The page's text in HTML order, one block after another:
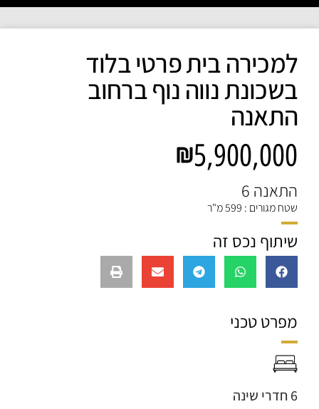
למכירה בית פרטי בלוד
בשכונת נווה נוף ברחוב
התאנה
5,900,000
התאנה 6
שטח מגורים : 599 מ"ר
שיתוף נכס זה
מפרט טכני